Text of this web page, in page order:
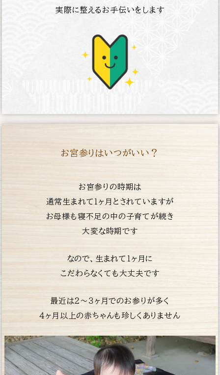
実際に整えるお手伝いをします
お宮参りはいつがいい？
お宮参りの時期は
通常生まれて１ヶ月とされていますが
お母様も寝不足の中の子育てが続き
大変な時期です
なので、生まれて１ヶ月に
こだわらなくても大丈夫です
最近は２〜３ヶ月でのお参りが多く
４ヶ月以上の赤ちゃんも珍しくありません